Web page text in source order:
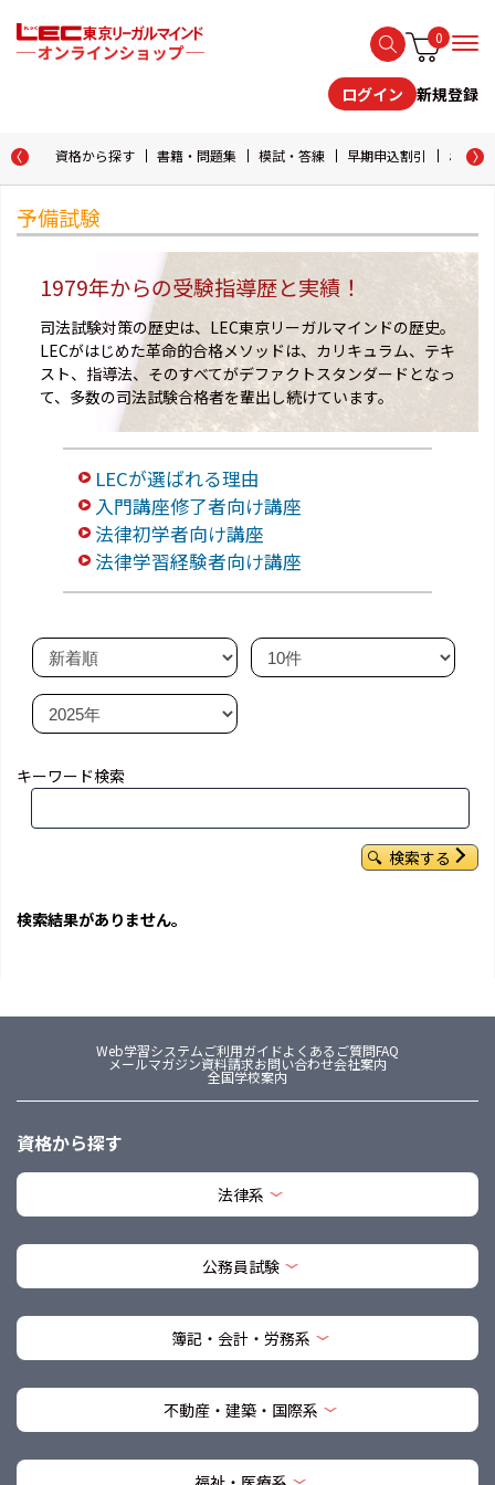
0
ログイン 新規登録
資格から探す 書籍・問題集 模試・答練 早期申込割引 おため
予備試験
1979年からの受験指導歴と実績！
司法試験対策の歴史は、LEC東京リーガルマインドの歴史。
LECがはじめた革命的合格メソッドは、カリキュラム、テキ
スト、指導法、そのすべてがデファクトスタンダードとなっ
て、多数の司法試験合格者を輩出し続けています。
LECが選ばれる理由
入門講座修了者向け講座
法律初学者向け講座
法律学習経験者向け講座
キーワード検索
検索する
検索結果がありません。
Web学習システムご利用ガイドよくあるご質問FAQ
メールマガジン資料請求お問い合わせ会社案内
全国学校案内
資格から探す
法律系
公務員試験
簿記・会計・労務系
不動産・建築・国際系